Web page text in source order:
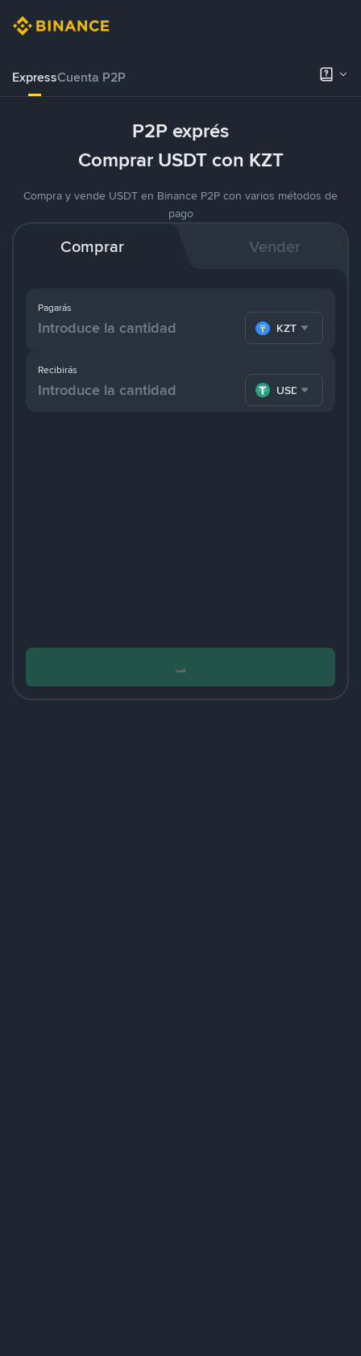
ExpressCuenta P2P
P2P exprés
Comprar USDT con KZT
Compra y vende USDT en Binance P2P con varios métodos de
pago
Comprar Vender
Pagarás
KZT
Recibirás
USDT